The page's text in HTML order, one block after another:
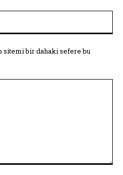
sitemi bir dahaki sefere bu